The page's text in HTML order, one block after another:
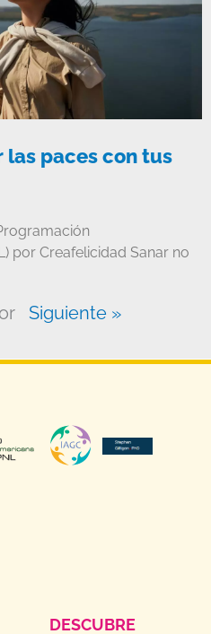
las paces con tus
por Creafelicidad Sanar no
Siguiente »
DESCUBRE